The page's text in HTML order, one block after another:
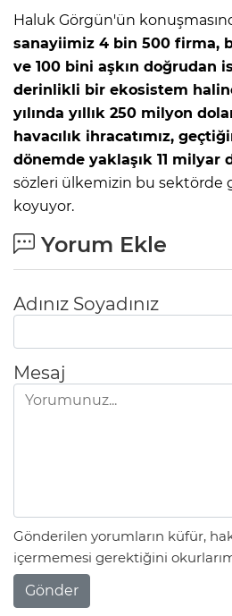
Haluk Görgün'ün
sanayiimiz 4 bin 500 firma,
ve 100 bini aşkın doğrudan
derinlikli bir ekosistem
yılında yıllık 250 milyon
havacılık ihracatımız,
dönemde yaklaşık 11 milyar
sözleri ülkemizin bu sektörde
koyuyor.
Yorum Ekle
Adınız Soyadınız
Mesaj
Gönderilen yorumların küfür,
içermemesi gerektiğini
Gönder